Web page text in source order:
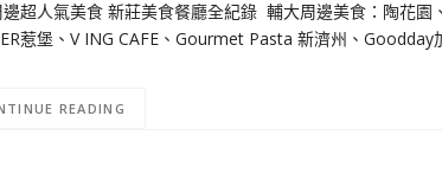
超人氣美食 新莊美食餐廳全紀錄 輔大周邊美食：陶花
惹堡、V ING CAFE、Gourmet Pasta 新濟州、
READING